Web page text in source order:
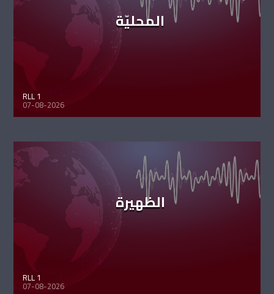
المحليّة
RLL 1
07-08-2026
الظهيرة
RLL 1
07-08-2026